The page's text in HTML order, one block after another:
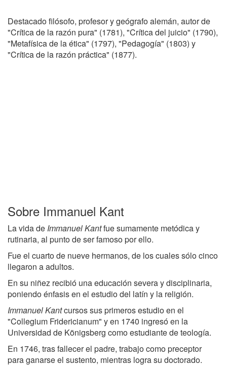
Destacado filósofo, profesor y geógrafo alemán, autor de
"Crítica de la razón pura" (1781), "Crítica del juicio" (1790),
"Metafísica de la ética" (1797), "Pedagogía" (1803) y
"Crítica de la razón práctica" (1877).
Sobre Immanuel Kant
La vida de Immanuel Kantfue sumamente metódica y
rutinaria, al punto de ser famoso por ello.
Fue el cuarto de nueve hermanos, de los cuales sólo cinco
llegaron a adultos.
En su niñez recibió una educación severa y disciplinaria,
poniendo énfasis en el estudio del latín y la religión.
Immanuel Kantcursos sus primeros estudio en el
"Collegium Fridericianum" y en 1740 ingresó en la
Universidad de Königsberg como estudiante de teología.
En 1746, tras fallecer el padre, trabajo como preceptor
para ganarse el sustento, mientras logra su doctorado.